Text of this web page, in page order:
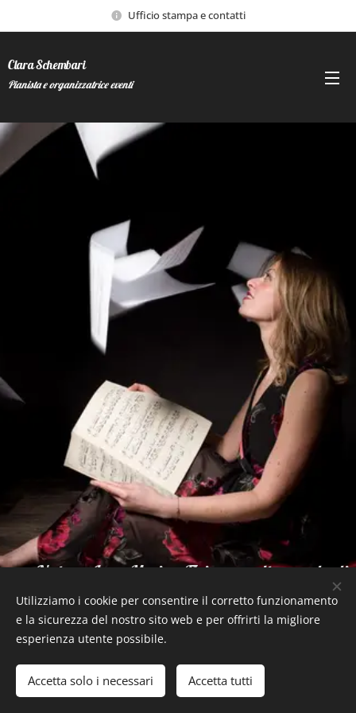
Ufficio stampa e contatti
Clara Schembari
Pianista e organizzatrice eventi
Natura, Luce, Musica, Fisica: un altro modo di
essere pianista
Clara Schembari / pianist / Tutti i diritti riservati
Cookies
Utilizziamo i cookie per consentire il corretto funzionamento
e la sicurezza del nostro sito web e per offrirti la migliore
esperienza utente possibile.
Accetta solo i necessari Accetta tutti